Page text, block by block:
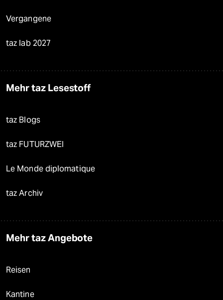
Vergangene
taz lab 2027
Mehr taz Lesestoff
taz Blogs
taz FUTURZWEI
Le Monde diplomatique
taz Archiv
Mehr taz Angebote
Reisen
Kantine